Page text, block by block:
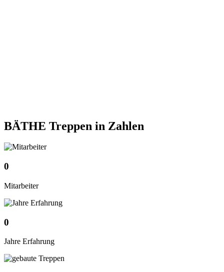
BÄTHE Treppen in Zahlen
0
Mitarbeiter
0
Jahre Erfahrung